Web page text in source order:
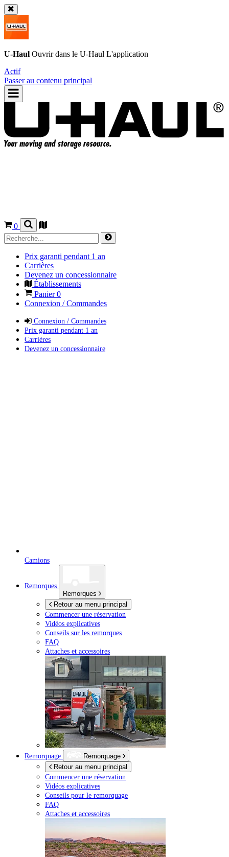
U-Haul Ouvrir dans le U-Haul L'application
Actif
Passer au contenu principal
0
Prix garanti pendant 1 an
Carrières
Devenez un concessionnaire
Établissements
Panier0
Connexion / Commandes
Connexion / Commandes
Prix garanti pendant 1 an
Carrières
Devenez un concessionnaire
Camions
Remorques
Remorques
Retour au menu principal
Commencer une réservation
Vidéos explicatives
Conseils sur les remorques
FAQ
Attaches et accessoires
Remorquage
Remorquage
Retour au menu principal
Commencer une réservation
Vidéos explicatives
Conseils pour le remorquage
FAQ
Attaches et accessoires